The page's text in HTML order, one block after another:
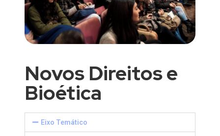
Novos Direitos e
Bioética
Eixo Temático